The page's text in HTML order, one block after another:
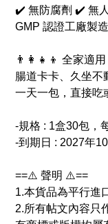
✔️ 無防腐劑 ✔️ 無
GMP 認證工廠製
👨‍👩‍👧‍👦 全家適用
腸道卡卡、久坐不
一天一包，直接吃
-規格 : 1盒30包，
-到期日 : 2027年
==⚠️ 聲明 ⚠️==
1.本貨品為平行進
2.所有帖文內容只